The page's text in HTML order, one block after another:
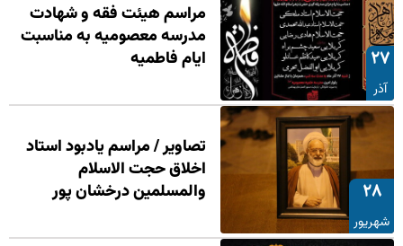
۲۷
آذر
مراسم هیئت فقه و شهادت
مدرسه معصومیه به مناسبت
ایام فاطمیه
۲۸
شهریور
تصاویر / مراسم یادبود استاد
اخلاق حجت الاسلام
والمسلمین درخشان پور